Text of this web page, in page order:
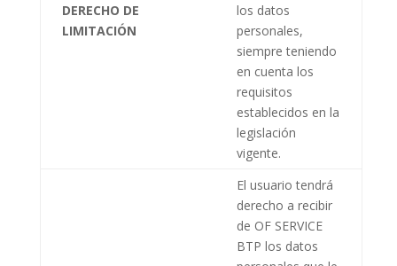
DERECHO DE
LIMITACIÓN
los datos
personales,
siempre teniendo
en cuenta los
requisitos
establecidos en la
legislación
vigente.
El usuario tendrá
derecho a recibir
de OF SERVICE
BTP los datos